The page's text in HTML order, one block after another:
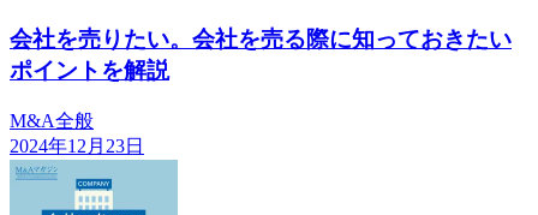
会社を売りたい。会社を売る際に知っておきたい
ポイントを解説
M&A全般
2024年12月23日